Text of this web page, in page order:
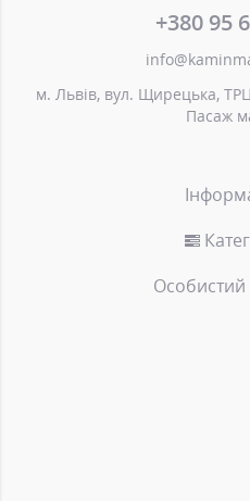
+380 95
м. Львів, вул. Щирецька,
Пасаж
Особистий